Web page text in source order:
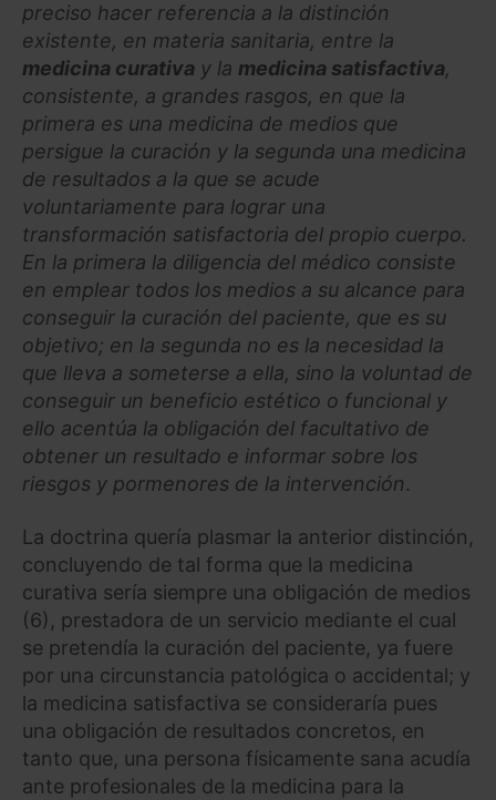
preciso hacer referencia a la distinción
existente, en materia sanitaria, entre la
medicina curativa y la medicina satisfactiva,
consistente, a grandes rasgos, en que la
primera es una medicina de medios que
persigue la curación y la segunda una medicina
de resultados a la que se acude
voluntariamente para lograr una
transformación satisfactoria del propio cuerpo.
En la primera la diligencia del médico consiste
en emplear todos los medios a su alcance para
conseguir la curación del paciente, que es su
objetivo; en la segunda no es la necesidad la
que lleva a someterse a ella, sino la voluntad de
conseguir un beneficio estético o funcional y
ello acentúa la obligación del facultativo de
obtener un resultado e informar sobre los
riesgos y pormenores de la intervención.
La doctrina quería plasmar la anterior distinción,
concluyendo de tal forma que la medicina
curativa sería siempre una obligación de medios
(6), prestadora de un servicio mediante el cual
se pretendía la curación del paciente, ya fuere
por una circunstancia patológica o accidental; y
la medicina satisfactiva se consideraría pues
una obligación de resultados concretos, en
tanto que, una persona físicamente sana acudía
ante profesionales de la medicina para la